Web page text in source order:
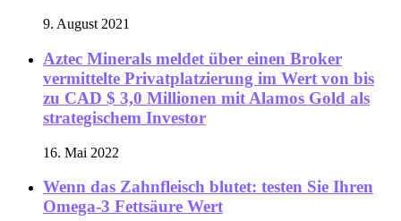
9. August 2021
Aztec Minerals meldet über einen Broker
vermittelte Privatplatzierung im Wert von bis
zu CAD $ 3,0 Millionen mit Alamos Gold als
strategischem Investor
16. Mai 2022
Wenn das Zahnfleisch blutet: testen Sie Ihren
Omega-3 Fettsäure Wert